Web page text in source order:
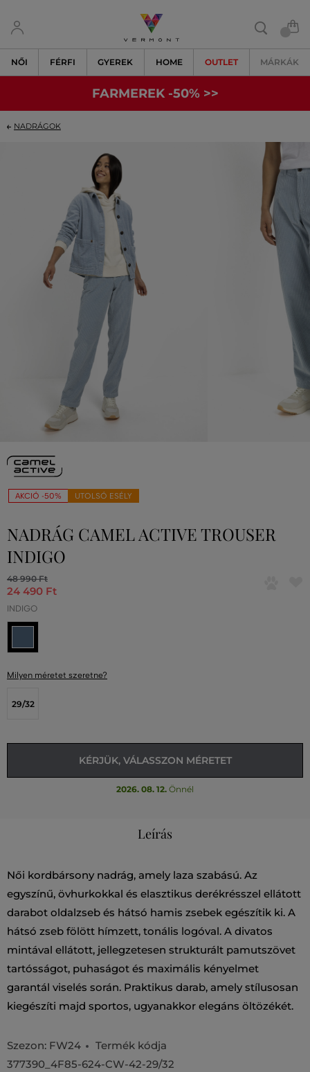
NŐI FÉRFI GYEREK HOME OUTLET MÁRKÁK
FARMEREK -50% >>
NADRÁGOK
AKCIÓ -50% UTOLSÓ ESÉLY
NADRÁG CAMEL ACTIVE TROUSER
INDIGO
48 990 Ft
24 490 Ft
INDIGO
Milyen méretet szeretne?
29/32
KÉRJÜK, VÁLASSZON MÉRETET
2026. 08. 12. Önnél
Leírás
Női kordbársony nadrág, amely laza szabású. Az
egyszínű, övhurkokkal és elasztikus derékrésszel ellátott
darabot oldalzseb és hátsó hamis zsebek egészítik ki. A
hátsó zseb fölött hímzett, tonális logóval. A divatos
mintával ellátott, jellegzetesen strukturált pamutszövet
tartósságot, puhaságot és maximális kényelmet
garantál viselés során. Praktikus darab, amely stílusosan
kiegészíti majd sportos, ugyanakkor elegáns öltözékét.
Szezon: FW24
Termék kódja
377390_4F85-624-CW-42-29/32